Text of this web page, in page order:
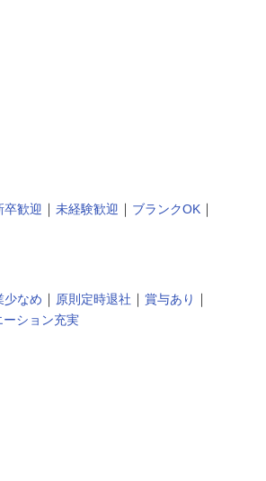
卒歓迎 ｜ 未経験歓迎 ｜ ブランクOK ｜
少なめ ｜ 原則定時退社 ｜ 賞与あり ｜
ション充実